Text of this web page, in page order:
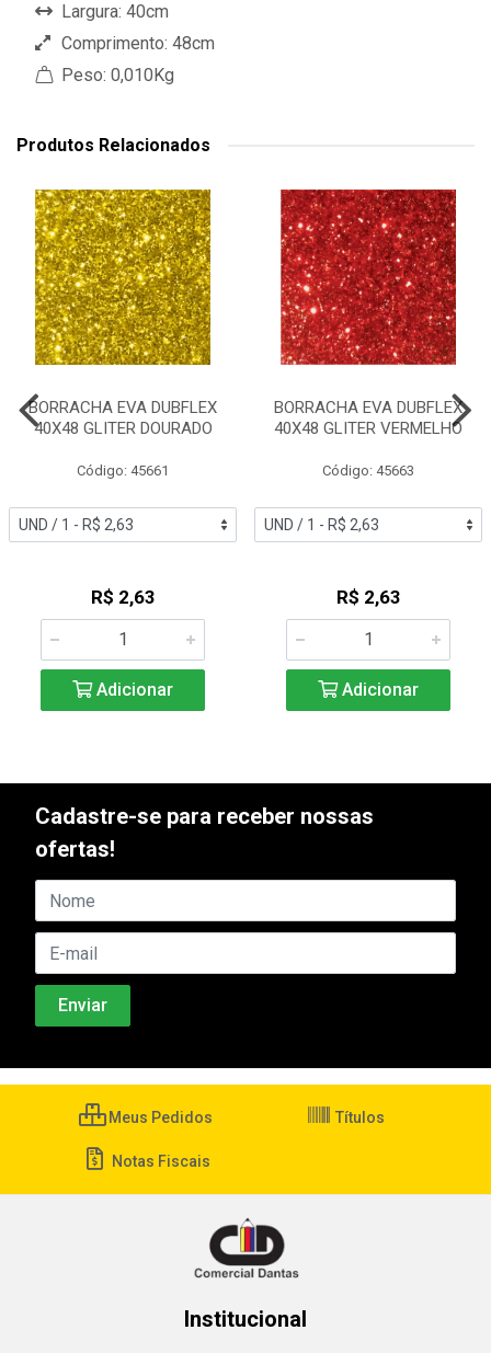
Largura: 40cm
Comprimento: 48cm
Peso: 0,010Kg
Produtos Relacionados
BORRACHA EVA DUBFLEX
40X48 GLITER DOURADO
Código: 45661
R$ 2,63
Adicionar
BORRACHA EVA DUBFLEX
40X48 GLITER VERMELHO
Código: 45663
R$ 2,63
Adicionar
Cadastre-se para receber nossas
ofertas!
Meus Pedidos Títulos
Notas Fiscais
Institucional